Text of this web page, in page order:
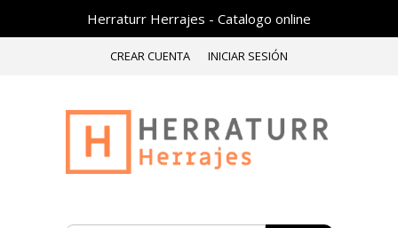
Herraturr Herrajes - Catalogo online
CREAR CUENTA INICIAR SESIÓN